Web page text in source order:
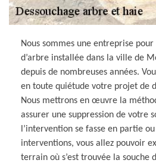
Nous sommes une entreprise
d’arbre installée dans la ville de
depuis de nombreuses années.
en toute quiétude votre projet de
Nous mettrons en œuvre la
assurer une suppression de votre
l’intervention se fasse en partie
interventions, vous allez pouvoir
terrain où s’est trouvée la souche